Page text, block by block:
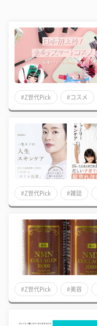
#Z世代Pick #コスメ
#Z世代Pick #雑誌
#Z世代Pick #美容